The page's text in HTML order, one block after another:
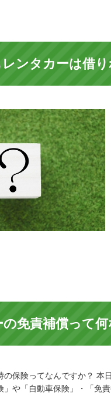
ンタカーは借り
免責補償って何
の保険ってなんですか？
」や「自動車保険」・「免